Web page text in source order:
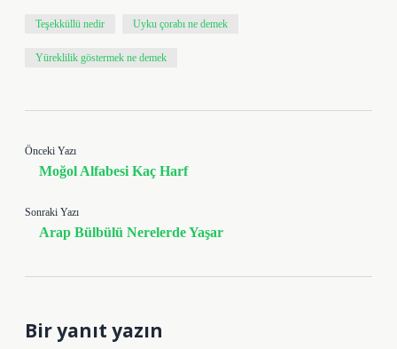
Teşekküllü nedir Uyku çorabı ne demek
Yüreklilik göstermek ne demek
Önceki Yazı
Moğol Alfabesi Kaç Harf
Sonraki Yazı
Arap Bülbülü Nerelerde Yaşar
Bir yanıt yazın